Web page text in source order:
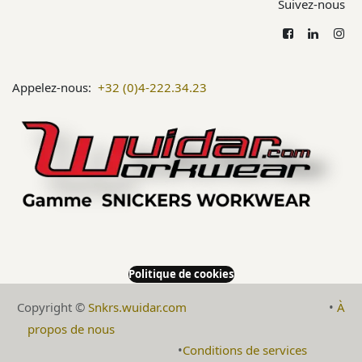
Suivez-nous
Appelez-nous: +32 (0)4-222.34.23
Politique de cookies
Copyright © Snkrs.wuidar.com ​•À
propos de nous
​•Conditions de services